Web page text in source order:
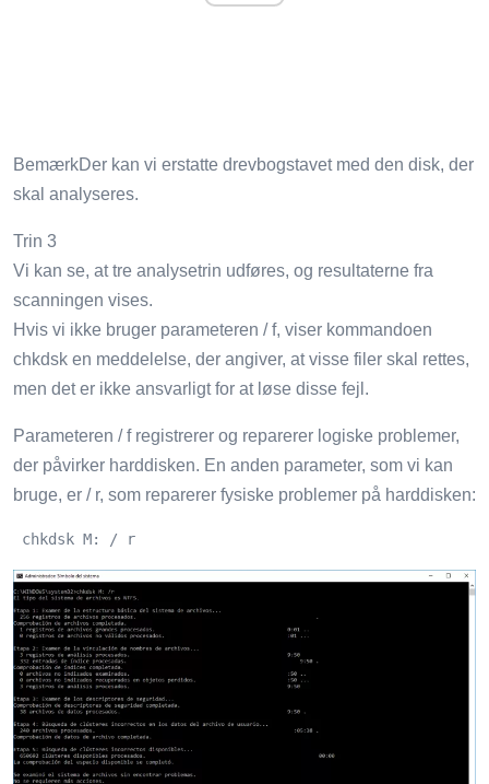
BemærkDer kan vi erstatte drevbogstavet med den disk, der
skal analyseres.
Trin 3
Vi kan se, at tre analysetrin udføres, og resultaterne fra
scanningen vises.
Hvis vi ikke bruger parameteren / f, viser kommandoen
chkdsk en meddelelse, der angiver, at visse filer skal rettes,
men det er ikke ansvarligt for at løse disse fejl.
Parameteren / f registrerer og reparerer logiske problemer,
der påvirker harddisken. En anden parameter, som vi kan
bruge, er / r, som reparerer fysiske problemer på harddisken:
chkdsk M: / r